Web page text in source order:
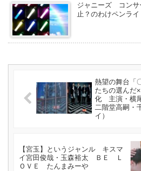
ジャニーズ コンサ
止？のわけペンラ
熱望の舞台「
たちの選んだ
化 主演・横
二階堂高嗣・
イ）
【宮玉】というジャンル キスマ
イ宮田俊哉・玉森裕太 ＢＥ Ｌ
ＯＶＥ たんまみーや